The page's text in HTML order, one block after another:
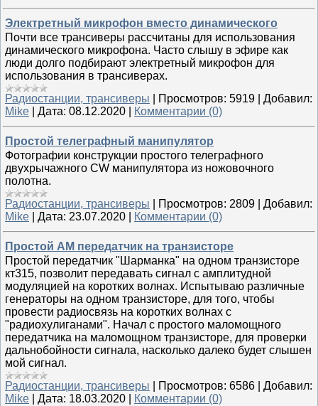
Электретный микрофон вместо динамического
Почти все трансиверы рассчитаны для использования
динамического микрофона. Часто слышу в эфире как
люди долго подбирают электретный микрофон для
использования в трансиверах.
Радиостанции, трансиверы
Просмотров: 5919
Добавил:
Mike
Дата: 08.12.2020 Комментарии (0)
Простой телеграфный манипулятор
Фотографии конструкции простого телеграфного
двухрычажного CW манипулятора из ножовочного
полотна.
Радиостанции, трансиверы
Просмотров: 2809
Добавил:
Mike
Дата: 23.07.2020 Комментарии (0)
Простой АМ передатчик на транзисторе
Простой передатчик "Шарманка" на одном транзисторе
кт315, позволит передавать сигнал с амплитудной
модуляцией на коротких волнах. Испытываю различные
генераторы на одном транзисторе, для того, чтобы
провести радиосвязь на коротких волнах с
"радиохулиганами". Начал с простого маломощного
передатчика на маломощном транзисторе, для проверки
дальнобойности сигнала, насколько далеко будет слышен
мой сигнал.
Радиостанции, трансиверы
Просмотров: 6586
Добавил:
Mike
Дата: 18.03.2020 Комментарии (0)